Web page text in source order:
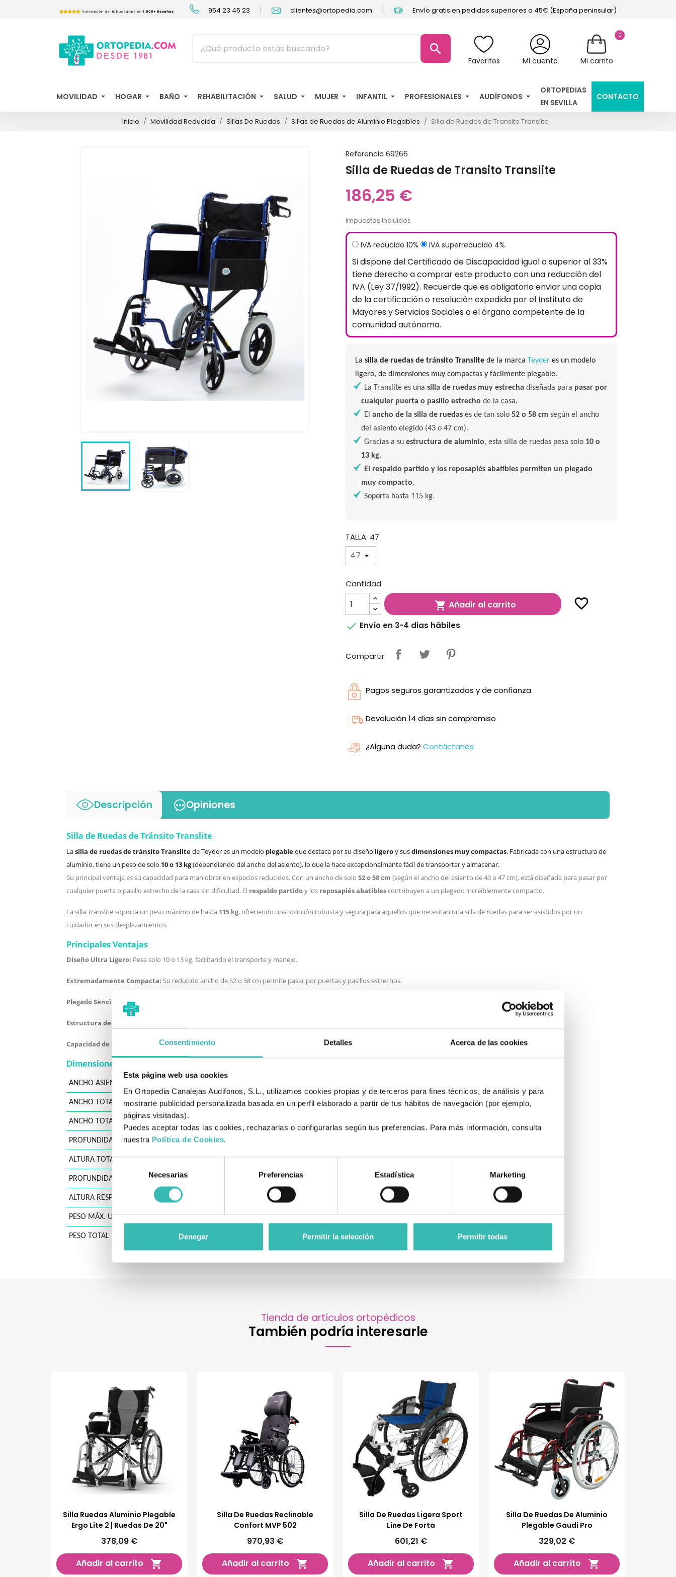
Consentimiento Detalles Acerca de las cookies
Esta página web usa cookies
En Ortopedia Canalejas Audifonos, S.L., utilizamos cookies propias y de terceros para fines técnicos, de análisis y para
mostrarte publicidad personalizada basada en un perfil elaborado a partir de tus hábitos de navegación (por ejemplo,
páginas visitadas).
Puedes aceptar todas las cookies, rechazarlas o configurarlas según tus preferencias. Para más información, consulta
nuestra Política de Cookies.
Selección
de
consentimiento
Necesarias Preferencias Estadística Marketing
Denegar Permitir la selección Permitir todas
954 23 45 23 | clientes@ortopedia.com | Envío gratis en pedidos superiores a 45€ (España peninsular)
search
0
Mi carrito
Mi cuenta
Favoritos
MOVILIDAD HOGAR BAÑO REHABILITACIÓN SALUD MUJER INFANTIL PROFESIONALES AUDÍFONOS
ORTOPEDIAS
EN SEVILLA
CONTACTO
Inicio Movilidad Reducida Sillas De Ruedas Sillas de Ruedas de Aluminio Plegables Silla de Ruedas de Transito Translite
Referencia 69266
Silla de Ruedas de Transito Translite
186,25 €
Impuestos incluidos
IVA reducido 10% IVA superreducido 4%
Si dispone del Certificado de Discapacidad igual o superior al 33%
tiene derecho a comprar este producto con una reducción del
IVA (Ley 37/1992). Recuerde que es obligatorio enviar una copia
de la certificación o resolución expedida por el Instituto de
Mayores y Servicios Sociales o el órgano competente de la
comunidad autónoma.
Lasilla de ruedas de tránsito Translite de la marca Teyder es un modelo
ligero, de dimensiones muy compactas y fácilmente plegable.
La Translite es unasilla de ruedas muy estrecha diseñada para pasar por
cualquier puerta o pasillo estrecho de la casa.
Elancho de la silla de ruedas es de tan solo52 o 58 cm según el ancho
del asiento elegido (43 o 47 cm).
Gracias a suestructura de aluminio, esta silla de ruedas pesa solo 10 o
13 kg.
El respaldo partido y los reposapiés abatibles permiten un plegado
muy compacto.
Soporta hasta 115 kg.
TALLA: 47
Cantidad
 Añadir al carrito favorite_border
 Envío en 3-4 dias hábiles
Compartir
Pagos seguros garantizados y de confianza
Devolución 14 días sin compromiso
¿Alguna duda? Contáctanos
Descripción Opiniones
Silla de Ruedas de Tránsito Translite
Lasilla de ruedas de tránsito Translitede Teyder es un modelo plegableque destaca por su diseño ligeroy susdimensiones muy compactas. Fabricada con una estructura de
aluminio, tiene un peso de solo 10 o 13 kg(dependiendo del ancho del asiento), lo que la hace excepcionalmente fácil de transportar y almacenar.
Su principal ventaja es su capacidad para maniobrar en espacios reducidos. Con un ancho de solo 52 o 58 cm (según el ancho del asiento de 43 o 47 cm), está diseñada para pasar por
cualquier puerta o pasillo estrecho de la casa sin dificultad. El respaldo partidoy los reposapiés abatiblescontribuyen a un plegado increíblemente compacto.
La silla Translite soporta un peso máximo de hasta 115 kg, ofreciendo una solución robusta y segura para aquellos que necesitan una silla de ruedas para ser asistidos por un
cuidador en sus desplazamientos.
Principales Ventajas
Diseño Ultra Ligero: Pesa solo 10 o 13 kg, facilitando el transporte y manejo.
Extremadamente Compacta: Su reducido ancho de 52 o 58 cm permite pasar por puertas y pasillos estrechos.
Plegado Sencillo y Compacto:
Estructura de Aluminio:
Capacidad de Carga: Soporta hasta 115 kg.
Dimensiones de la silla de ruedas
ANCHO ASIENTO (TALLA)
ANCHO TOTAL PLEGADO 27 cm 27 cm
ANCHO TOTAL
PROFUNDIDAD TOTAL
ALTURA TOTAL 91 cm 91 cm
PROFUNDIDAD DE ASIENTO
ALTURA RESPALDO
PESO MÁX. USUARIO 115 kg 115 kg
PESO TOTAL 10 kg
Tienda de artículos ortopédicos
También podría interesarle
Silla Ruedas Aluminio Plegable
Ergo Lite 2 | Ruedas De 20"
378,09 €
Añadir al carrito

Silla De Ruedas Reclinable
Confort MVP 502
970,93 €
Añadir al carrito

Silla De Ruedas Ligera Sport
Line De Forta
601,21 €
Añadir al carrito

Silla De Ruedas De Aluminio
Plegable Gaudi Pro
329,02 €
Añadir al carrito
